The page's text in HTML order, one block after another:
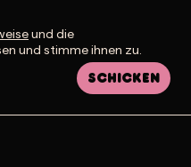
und die
und stimme ihnen zu.
Schicken